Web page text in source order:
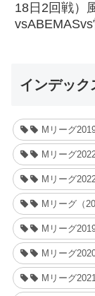
18日2回戦）
インデック
Mリーグ
Mリーグ
Mリーグ
Mリーグ（
Mリーグ
Mリーグ
Mリーグ